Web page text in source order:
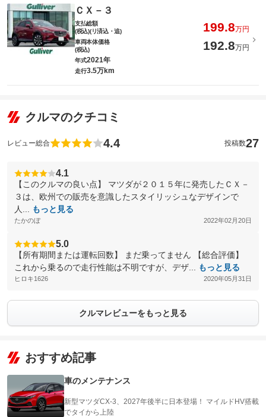
ＣＸ－３
支払総額
(税込)(リ済込・追)
199.8万円
車両本体価格
(税込)
192.8万円
年式2021年
走行3.5万km
クルマのクチコミ
レビュー総合 4.4 投稿数27
4.1
【このクルマの良い点】 マツダが２０１５年に発売したＣＸ－
３は、欧州での販売を意識したスタイリッシュなデザインで
人...
もっと見る
たかのぼ 2022年02月20日
5.0
【所有期間または運転回数】 まだ乗ってません 【総合評価】
これから乗るので走行性能は不明ですが、デザ...
もっと見る
ヒロキ1626 2020年05月31日
クルマレビューをもっと見る
おすすめ記事
車のメンテナンス
新型マツダCX-3、2027年後半に日本登場！ マイルドHV搭載
でタイから上陸